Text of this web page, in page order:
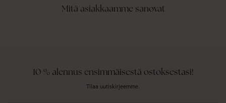
Mitä asiakkaamme sanovat
10 % alennus ensimmäisestä ostoksestasi!
Tilaa uutiskirjeemme.